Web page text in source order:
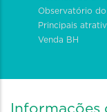
Observatório do
Principais
Venda BH
Informações